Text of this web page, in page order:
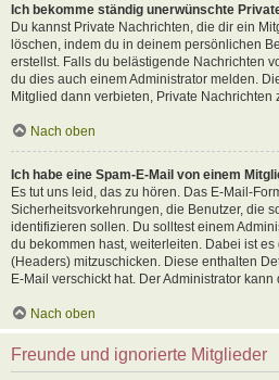
Ich bekomme ständig unerwünschte
Du kannst Private Nachrichten, die dir ein
löschen, indem du in deinem persönlichen
erstellst. Falls du belästigende Nachrichten
du dies auch einem Administrator melden.
Mitglied dann verbieten, Private Nachrichten
Nach oben
Ich habe eine Spam-E-Mail von einem
Es tut uns leid, das zu hören. Das E-Mail-
Sicherheitsvorkehrungen, die Benutzer, die
identifizieren sollen. Du solltest einem
du bekommen hast, weiterleiten. Dabei ist
(Headers) mitzuschicken. Diese enthalten
E-Mail verschickt hat. Der Administrator
Nach oben
Freunde und ignorierte Mitglieder